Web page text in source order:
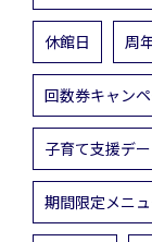
休館日 周
回数券キャン
子育て支援デー
期間限定メニ